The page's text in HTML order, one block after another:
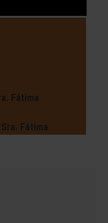
Fátima
Fátima